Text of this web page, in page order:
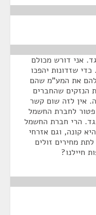
אני דורש מכולם
שזדונות יהפכו
להם את המע"מ שהם
הנזקים שהחברים
אין לזה שום קשר
לחברת החשמל
הרי חברת החשמל
קונה, וגם אזרחי
מחירים זולים
חיילנו?